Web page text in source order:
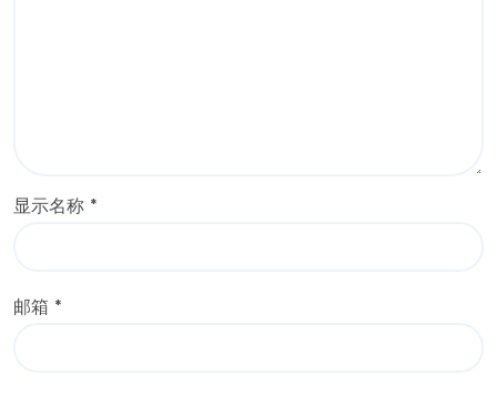
显示名称 *
邮箱 *